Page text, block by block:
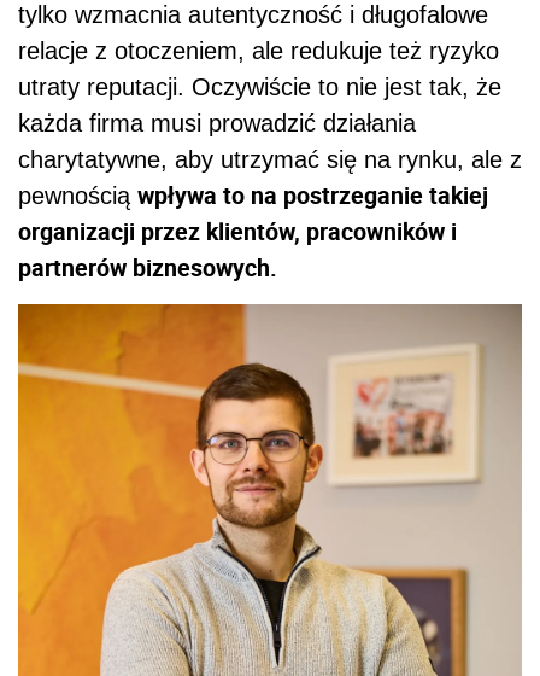
tylko wzmacnia autentyczność i długofalowe
relacje z otoczeniem, ale redukuje też ryzyko
utraty reputacji. Oczywiście to nie jest tak, że
każda firma musi prowadzić działania
charytatywne, aby utrzymać się na rynku, ale z
pewnością wpływa to na postrzeganie takiej
organizacji przez klientów, pracowników i
partnerów biznesowych.